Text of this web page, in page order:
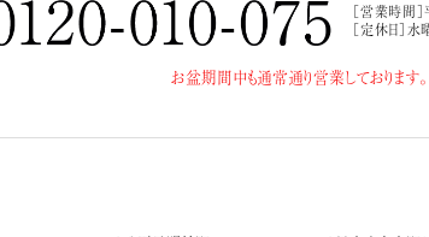
［営業時間］
［定休日］水
お盆期間中も通常通り営業しております。